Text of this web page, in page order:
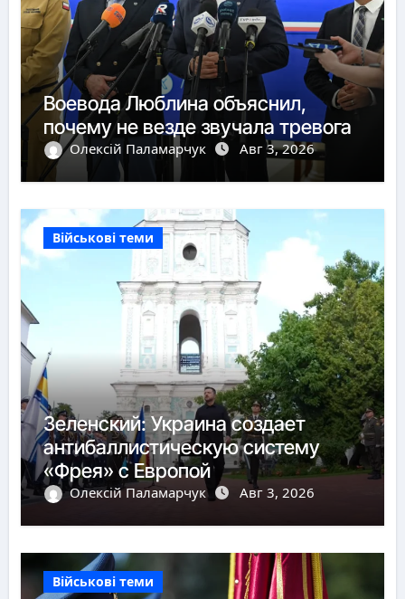
Воевода Люблина объяснил,
почему не везде звучала тревога
Олексій Паламарчук Авг 3, 2026
Військові теми
Зеленский: Украина создает
антибаллистическую систему
«Фрея» с Европой
Олексій Паламарчук Авг 3, 2026
Військові теми